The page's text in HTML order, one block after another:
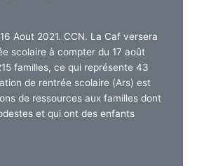
Aout 2021. CCN. La Caf versera
scolaire à compter du 17 août
familles, ce qui représente 43
de rentrée scolaire (Ars) est
de ressources aux familles dont
et qui ont des enfants